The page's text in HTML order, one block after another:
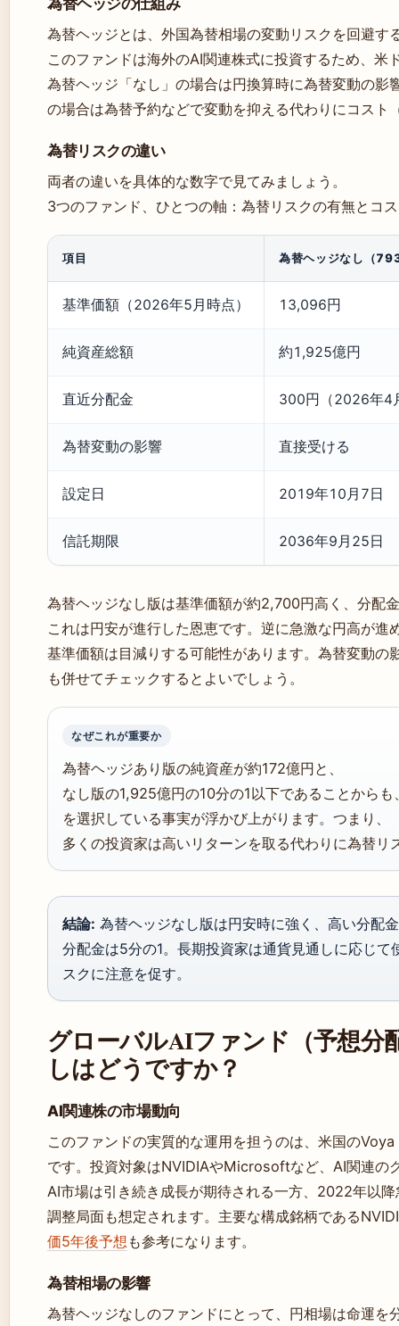
為替ヘッジとは、外国為替相場の変動リスクを回避す
このファンドは海外のAI関連株式に投資するため、米
為替ヘッジ「なし」の場合は円換算時に為替変動の影
の場合は為替予約などで変動を抑える代わりにコスト
為替リスクの違い
両者の違いを具体的な数字で見てみましょう。
3つのファンド、ひとつの軸：為替リスクの有無とコ
項目 為替ヘッジなし（
基準価額（2026年5月時点） 13,096円
純資産総額 約1,925億円
直近分配金 300円（2026年4
為替変動の影響 直接受ける
設定日 2019年10月7日
信託期限 2036年9月25日
為替ヘッジなし版は基準価額が約2,700円高く、分配
これは円安が進行した恩恵です。逆に急激な円高が進
基準価額は目減りする可能性があります。為替変動の
も併せてチェックするとよいでしょう。
なぜこれが重要か
為替ヘッジあり版の純資産が約172億円と、
なし版の1,925億円の10分の1以下であることから
を選択している事実が浮かび上がります。つまり、
多くの投資家は高いリターンを取る代わりに為替リ
結論: 為替ヘッジなし版は円安時に強く、高い分配
分配金は5分の1。長期投資家は通貨見通しに応じ
スクに注意を促す。
グローバルAIファンド（予想分
しはどうですか？
AI関連株の市場動向
このファンドの実質的な運用を担うのは、米国の
です。投資対象はNVIDIAやMicrosoftなど、AI関連の
AI市場は引き続き成長が期待される一方、2022年以
調整局面も想定されます。主要な構成銘柄である
価5年後予想 も参考になります。
為替相場の影響
為替ヘッジなしのファンドにとって、円相場は命運を